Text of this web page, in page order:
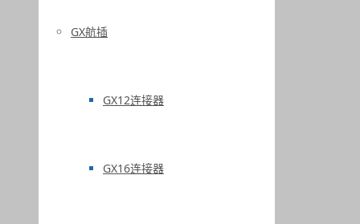
GX航插
GX12连接器
GX16连接器